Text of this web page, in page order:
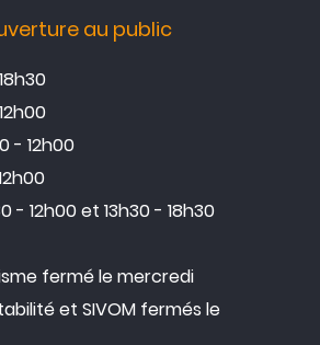
au public
- 12h00
- 12h00 et 13h30 - 18h30
fermé le mercredi
et SIVOM fermés le